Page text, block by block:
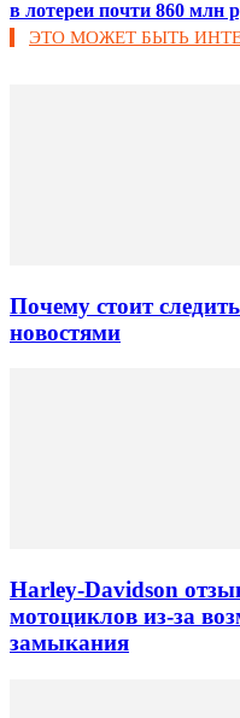
в лотереи почти 860 млн
ЭТО МОЖЕТ БЫТЬ
Почему стоит
новостями
Harley-Davidson
мотоциклов из-за
замыкания